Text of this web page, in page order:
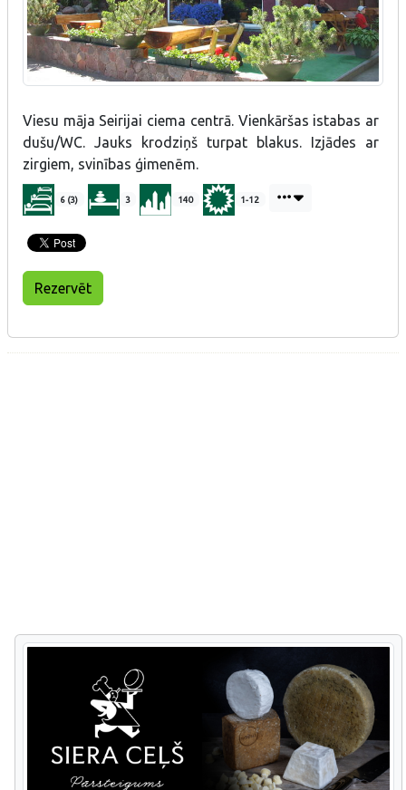
Viesu māja Seirijai ciema centrā. Vienkāršas istabas ar
dušu/WC. Jauks krodziņš turpat blakus. Izjādes ar
zirgiem, svinības ģimenēm.
6 (3) 3 140 1-12
Rezervēt